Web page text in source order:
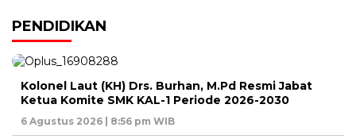
PENDIDIKAN
Kolonel Laut (KH) Drs. Burhan, M.Pd Resmi Jabat
Ketua Komite SMK KAL-1 Periode 2026-2030
6 Agustus 2026 | 8:56 pm WIB